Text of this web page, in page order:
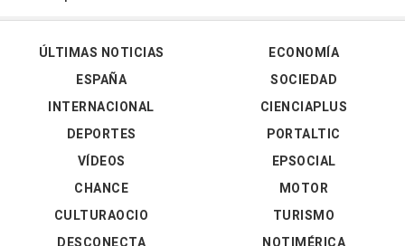
ÚLTIMAS NOTICIAS
ESPAÑA
INTERNACIONAL
DEPORTES
VÍDEOS
ECONOMÍA
SOCIEDAD
CIENCIAPLUS
PORTALTIC
EPSOCIAL
CHANCE
CULTURAOCIO
MOTOR
TURISMO